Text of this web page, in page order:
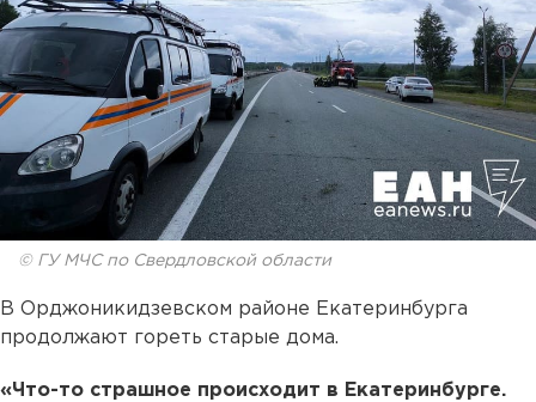
© ГУ МЧС по Свердловской области
В Орджоникидзевском районе Екатеринбурга
продолжают гореть старые дома.
«Что-то страшное происходит в Екатеринбурге.